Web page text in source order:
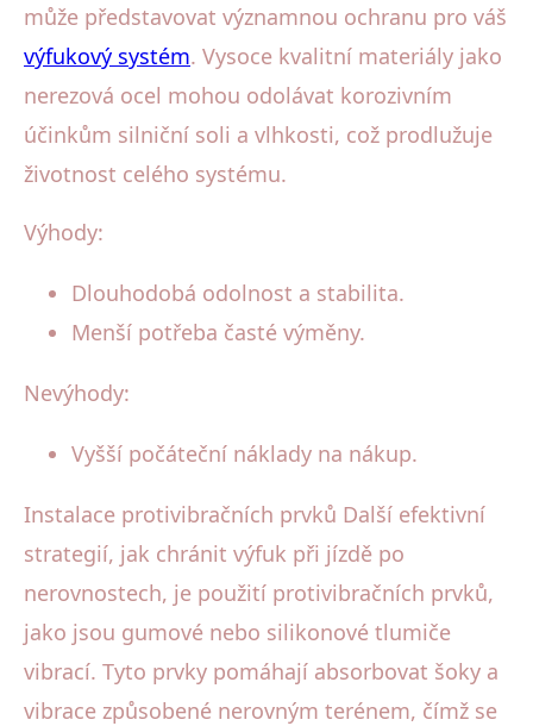
může představovat významnou ochranu pro váš
výfukový systém. Vysoce kvalitní materiály jako
nerezová ocel mohou odolávat korozivním
účinkům silniční soli a vlhkosti, což prodlužuje
životnost celého systému.
Výhody:
Dlouhodobá odolnost a stabilita.
Menší potřeba časté výměny.
Nevýhody:
Vyšší počáteční náklady na nákup.
Instalace protivibračních prvků Další efektivní
strategií, jak chránit výfuk při jízdě po
nerovnostech, je použití protivibračních prvků,
jako jsou gumové nebo silikonové tlumiče
vibrací. Tyto prvky pomáhají absorbovat šoky a
vibrace způsobené nerovným terénem, čímž se